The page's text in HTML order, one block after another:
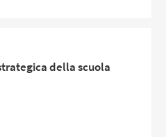
della scuola